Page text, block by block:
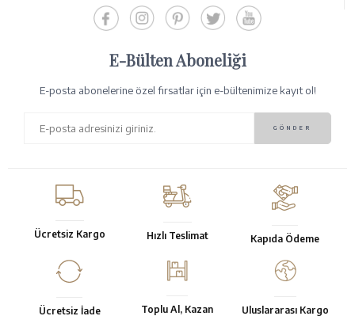
E-Bülten Aboneliği
E-posta abonelerine özel fırsatlar için e-bültenimize kayıt ol!
Ücretsiz Kargo Hızlı Teslimat Kapıda Ödeme
Ücretsiz İade Toplu Al, Kazan Uluslararası Kargo